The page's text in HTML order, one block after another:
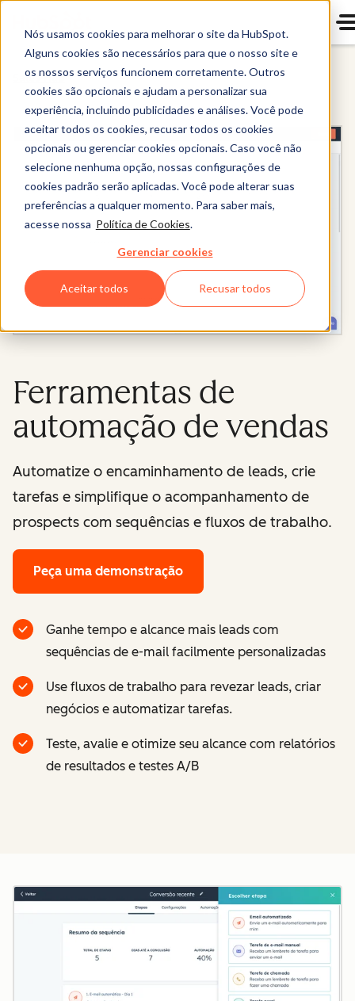
Nós usamos cookies para melhorar o site da HubSpot.
Alguns cookies são necessários para que o nosso site e
os nossos serviços funcionem corretamente. Outros
cookies são opcionais e ajudam a personalizar sua
experiência, incluindo publicidades e análises. Você pode
aceitar todos os cookies, recusar todos os cookies
opcionais ou gerenciar cookies opcionais. Caso você não
selecione nenhuma opção, nossas configurações de
cookies padrão serão aplicadas. Você pode alterar suas
preferências a qualquer momento. Para saber mais,
acesse nossa Política de Cookies.
Gerenciar cookies
Aceitar todos Recusar todos
Sales Hub
Ferramentas de
automação de vendas
Automatize o encaminhamento de leads, crie
tarefas e simplifique o acompanhamento de
prospects com sequências e fluxos de trabalho.
Peça uma demonstração
Ganhe tempo e alcance mais leads com
sequências de e-mail facilmente personalizadas
Use fluxos de trabalho para revezar leads, criar
negócios e automatizar tarefas.
Teste, avalie e otimize seu alcance com relatórios
de resultados e testes A/B